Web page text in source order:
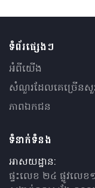
ទំព័រផ្សេងៗ
អំពីយើង
សំណួរ​ដែលគេ​ច្រើន​សួ
ភាពឯកជន
ទំនាក់ទំនង
អាសយដ្ឋាន:
ផ្ទះលេខ ២៤ ផ្លូវលេ